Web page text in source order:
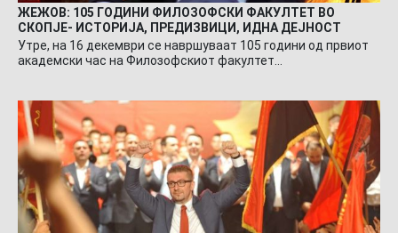
ЖЕЖОВ: 105 ГОДИНИ ФИЛОЗОФСКИ ФАКУЛТЕТ ВО
СКОПЈЕ- ИСТОРИЈА, ПРЕДИЗВИЦИ, ИДНА ДЕЈНОСТ
Утре, на 16 декември се навршуваат 105 години од првиот
академски час на Филозофскиот факултет…